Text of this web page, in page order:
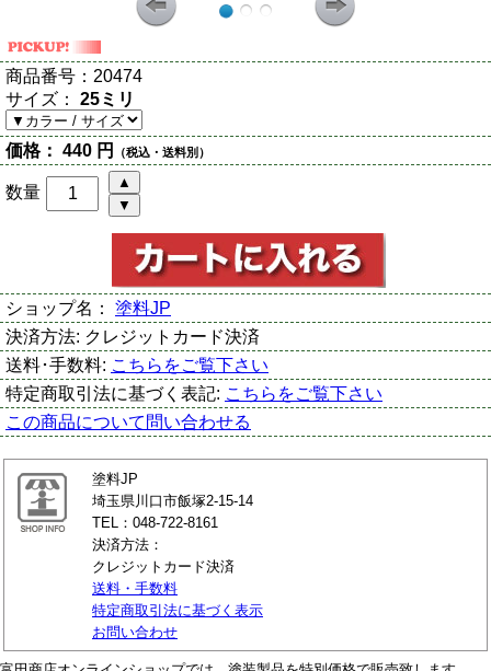
商品番号： 20474
サイズ： 25ミリ
価格： 440 円 （税込・送料別）
数量
ショップ名： 塗料JP
決済方法: クレジットカード決済
送料･手数料: こちらをご覧下さい
特定商取引法に基づく表記: こちらをご覧下さい
この商品について問い合わせる
塗料JP
埼玉県川口市飯塚2-15-14
TEL：048-722-8161
決済方法：
クレジットカード決済
送料・手数料
特定商取引法に基づく表示
お問い合わせ